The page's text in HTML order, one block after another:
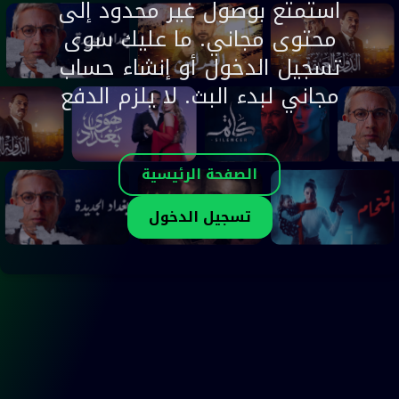
استمتع بوصول غير محدود إلى
محتوى مجاني. ما عليك سوى
تسجيل الدخول أو إنشاء حساب
مجاني لبدء البث. لا يلزم الدفع
الصفحة الرئيسية
تسجيل الدخول